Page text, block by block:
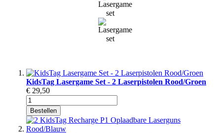
KidsTag Lasergame Set - 2 Laserpistolen Rood/Groen
€ 29,50
Bestellen